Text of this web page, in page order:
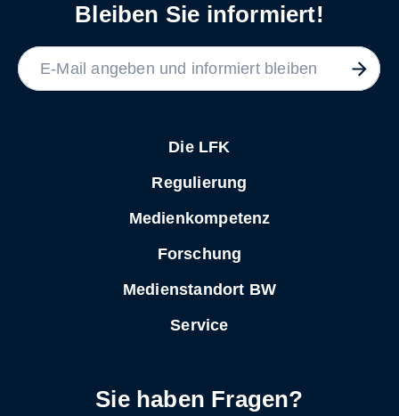
Bleiben Sie informiert!
Die LFK
Regulierung
Medienkompetenz
Forschung
Medienstandort BW
Service
Sie haben Fragen?